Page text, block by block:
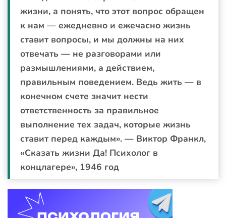
жизни, а понять, что этот вопрос обращен
к нам — ежедневно и ежечасно жизнь
ставит вопросы, и мы должны на них
отвечать — не разговорами или
размышлениями, а действием,
правильным поведением. Ведь жить — в
конечном счете значит нести
ответственность за правильное
выполнение тех задач, которые жизнь
ставит перед каждым». — Виктор Франкл,
«Сказать жизни Да! Психолог в
концлагере», 1946 год